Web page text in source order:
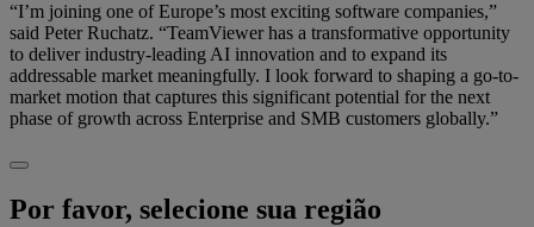
“I’m joining one of Europe’s most exciting software companies,”
said Peter Ruchatz. “TeamViewer has a transformative opportunity
to deliver industry-leading AI innovation and to expand its
addressable market meaningfully. I look forward to shaping a go-to-
market motion that captures this significant potential for the next
phase of growth across Enterprise and SMB customers globally.”
Por favor, selecione sua região